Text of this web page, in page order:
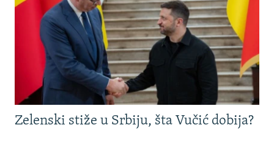
Zelenski stiže u Srbiju, šta Vučić dobija?